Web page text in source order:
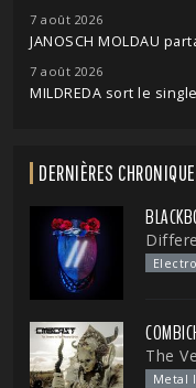
7 août 2026
JANOSCH MOLDAU
7 août 2026
MILDREDA sort le
DERNIÈRES
Electro
The
Metal